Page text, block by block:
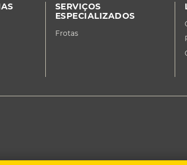
SERVIÇOS
ESPECIALIZADOS
Frotas